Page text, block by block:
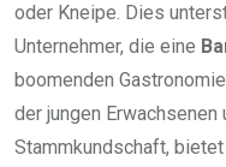
oder Kneipe. Dies
Unternehmer, die eine
boomenden
der jungen Erwachsenen
Stammkundschaft,